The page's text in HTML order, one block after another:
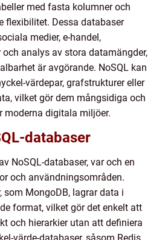
med fasta kolumner och
flexibilitet. Dessa databaser
medier, e-handel,
analys av stora datamängder,
är avgörande. NoSQL kan
värdepar, grafstrukturer eller
vilket gör dem mångsidiga och
moderna digitala miljöer.
databaser
NoSQL-databaser, var och en
och användningsområden.
som MongoDB, lagrar data i
format, vilket gör det enkelt att
och hierarkier utan att definiera
värde-databaser, såsom Redis